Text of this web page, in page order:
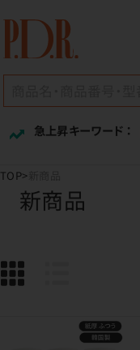
急上昇キーワード ：
TOP
新商品